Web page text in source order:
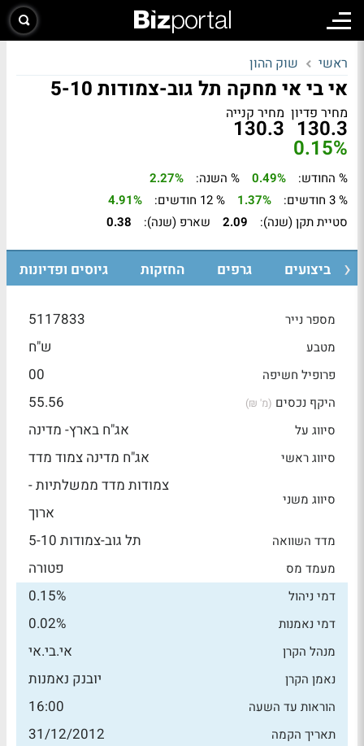
ראשי שוק ההון
אי בי אי מחקה תל גוב-צמודות 5-10
מחיר פדיון
130.3
מחיר קנייה
130.3
0.15%
% החודש: 0.49% % השנה:
2.27%
% 3 חודשים:
1.37% % 12 חודשים:
4.91%
סטיית תקן (שנה):
2.09 שארפ (שנה): 0.38
ביצועים גרפים החזקות גיוסים ופדיונות
מספר נייר 5117833
מטבע ש"ח
פרופיל חשיפה 00
היקף נכסים (מ' ₪) 55.56
סיווג על אג"ח בארץ- מדינה
סיווג ראשי אג"ח מדינה צמוד מדד
סיווג משני
צמודות מדד ממשלתיות -
ארוך
מדד השוואה תל גוב-צמודות 5-10
מעמד מס פטורה
דמי ניהול 0.15%
דמי נאמנות 0.02%
מנהל הקרן אי.בי.אי
נאמן הקרן יובנק נאמנות
הוראות עד השעה 16:00
תאריך הקמה 31/12/2012